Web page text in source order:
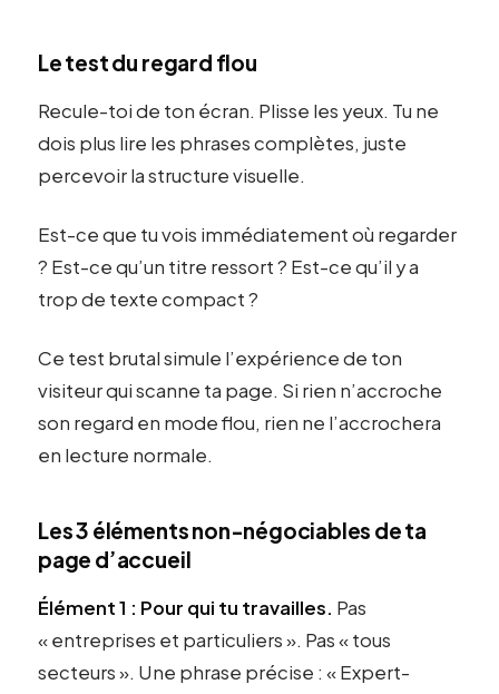
Le test du regard flou
Recule-toi de ton écran. Plisse les yeux. Tu ne
dois plus lire les phrases complètes, juste
percevoir la structure visuelle.
Est-ce que tu vois immédiatement où regarder
? Est-ce qu’un titre ressort ? Est-ce qu’il y a
trop de texte compact ?
Ce test brutal simule l’expérience de ton
visiteur qui scanne ta page. Si rien n’accroche
son regard en mode flou, rien ne l’accrochera
en lecture normale.
Les 3 éléments non-négociables de ta
page d’accueil
Élément 1 : Pour qui tu travailles. Pas
« entreprises et particuliers ». Pas « tous
secteurs ». Une phrase précise : « Expert-